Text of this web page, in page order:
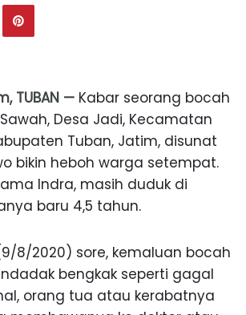
TUBAN — Kabar seorang bocah
Desa Jadi, Kecamatan
Tuban, Jatim, disunat
bikin heboh warga setempat.
Indra, masih duduk di
baru 4,5 tahun.
8/2020) sore, kemaluan bocah
bengkak seperti gagal
orang tua atau kerabatnya